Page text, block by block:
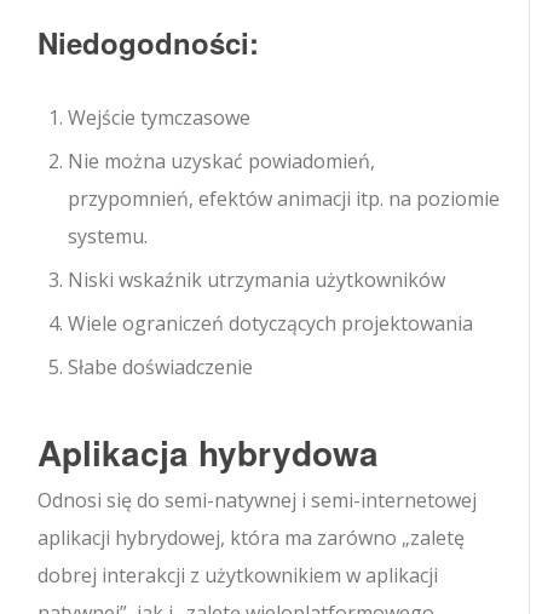
Niedogodności:
Wejście tymczasowe
Nie można uzyskać powiadomień,
przypomnień, efektów animacji itp. na poziomie
systemu.
Niski wskaźnik utrzymania użytkowników
Wiele ograniczeń dotyczących projektowania
Słabe doświadczenie
Aplikacja hybrydowa
Odnosi się do semi-natywnej i semi-internetowej
aplikacji hybrydowej, która ma zarówno „zaletę
dobrej interakcji z użytkownikiem w aplikacji